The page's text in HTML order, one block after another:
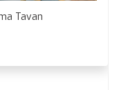
Tavan